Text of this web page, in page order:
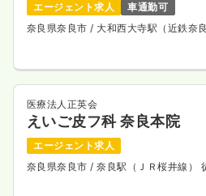
エージェント求人
車通勤可
奈良県奈良市/ 大和西大寺駅（近鉄奈
医療法人正英会
えいご皮フ科 奈良本院
エージェント求人
奈良県奈良市/ 奈良駅（ＪＲ桜井線）